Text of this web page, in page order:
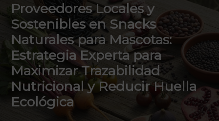
Proveedores Locales y
Sostenibles en Snacks
Naturales para Mascotas:
Estrategia Experta para
Maximizar Trazabilidad
Nutricional y Reducir Huella
Ecológica